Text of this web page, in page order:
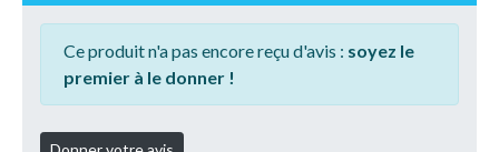
Ce produit n'a pas encore reçu d'avis : soyez le
premier à le donner !